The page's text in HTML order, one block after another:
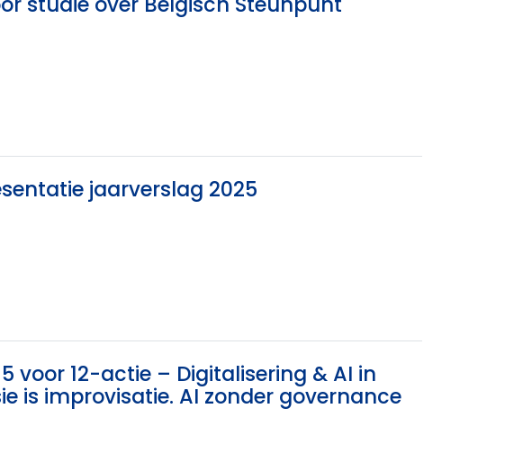
jaarverslag 2025
voor 12-actie – Digitalisering & AI in
is improvisatie. AI zonder governance